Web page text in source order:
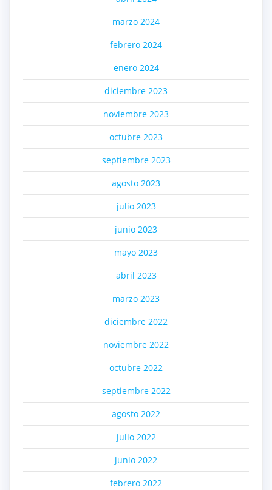
marzo 2024
febrero 2024
enero 2024
diciembre 2023
noviembre 2023
octubre 2023
septiembre 2023
agosto 2023
julio 2023
junio 2023
mayo 2023
abril 2023
marzo 2023
diciembre 2022
noviembre 2022
octubre 2022
septiembre 2022
agosto 2022
julio 2022
junio 2022
febrero 2022